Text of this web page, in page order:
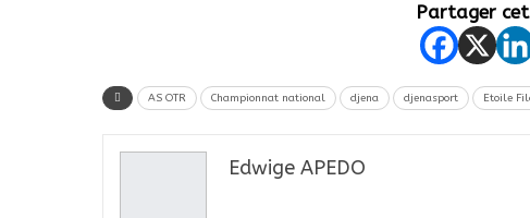
Partager
AS OTR Championnat national djena djenasport Etoile
Edwige APEDO